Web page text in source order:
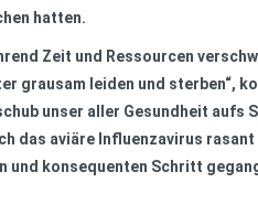
hatten.
Zeit und Ressourcen
grausam leiden und sterben“,
unser aller Gesundheit aufs
das aviäre Influenzavirus rasant
und konsequenten Schritt